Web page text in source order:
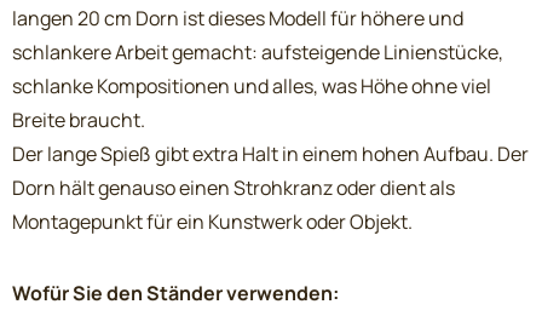
langen 20 cm Dorn ist dieses Modell für höhere und
schlankere Arbeit gemacht: aufsteigende Linienstücke,
schlanke Kompositionen und alles, was Höhe ohne viel
Breite braucht.
Der lange Spieß gibt extra Halt in einem hohen Aufbau. Der
Dorn hält genauso einen Strohkranz oder dient als
Montagepunkt für ein Kunstwerk oder Objekt.
Wofür Sie den Ständer verwenden: